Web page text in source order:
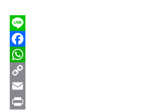
Line
Facebook
WhatsApp
Copy
Link
Email